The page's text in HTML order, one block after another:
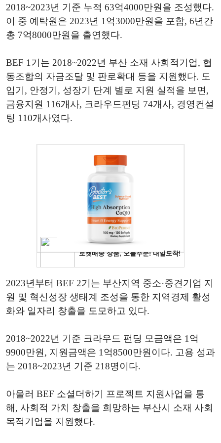
2018~2023년 기준 누적 63억4000만원을 조성했다.
이 중 예탁원은 2023년 1억3000만원을 포함, 6년간
총 7억8000만원을 출연했다.
BEF 1기는 2018~2022년 부산 소재 사회적기업, 협
동조합의 자금조달 및 판로확대 등을 지원했다. 도
입기, 안정기, 성장기 단계 별로 지원 실적을 보면,
금융지원 116개사, 크라우드펀딩 74개사, 경영컨설
팅 110개사였다.
2023년부터 BEF 2기는 부산지역 중소·중견기업 지
원 및 혁신성장 생태계 조성을 통한 지역경제 활성
화와 일자리 창출을 도모하고 있다.
2018~2022년 기준 크라우드 펀딩 모금액은 1억
9900만원, 지원금액은 1억8500만원이다. 고용 성과
는 2018~2023년 기준 218명이다.
아울러 BEF 소셜더하기 프로젝트 지원사업을 통
해, 사회적 가치 창출을 희망하는 부산시 소재 사회
목적기업을 지원했다.